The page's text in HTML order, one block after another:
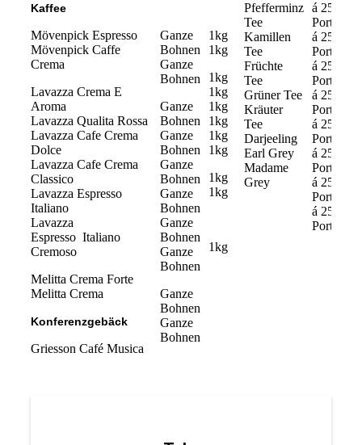
Kaffee
Mövenpick Espresso
Mövenpick Caffe
Crema
Lavazza Crema E
Aroma
Lavazza Qualita Rossa
Lavazza Cafe Crema
Dolce
Lavazza Cafe Crema
Classico
Lavazza Espresso
Italiano
Lavazza
Espresso Italiano
Cremoso
Melitta Crema Forte
Melitta Crema
Konferenzgebäck
Griesson Café Musica
Ganze
Bohnen
Ganze
Bohnen
Ganze
Bohnen
Ganze
Bohnen
Ganze
Bohnen
Ganze
Bohnen
Ganze
Bohnen
Ganze
Bohnen
Ganze
Bohnen
Ganze
Bohnen
1kg
1kg
1kg
1kg
1kg
1kg
1kg
1kg
1kg
1kg
1kg
Pfefferminz
Tee
Kamillen
Tee
Früchte
Tee
Grüner Tee
Kräuter
Tee
Darjeeling
Earl Grey
Madame
Grey
á 25
Portionen
á 25
Portionen
á 25
Portionen
á 25
Portionen
á 25
Portionen
á 25
Portionen
á 25
Portionen
á 25
Portionen